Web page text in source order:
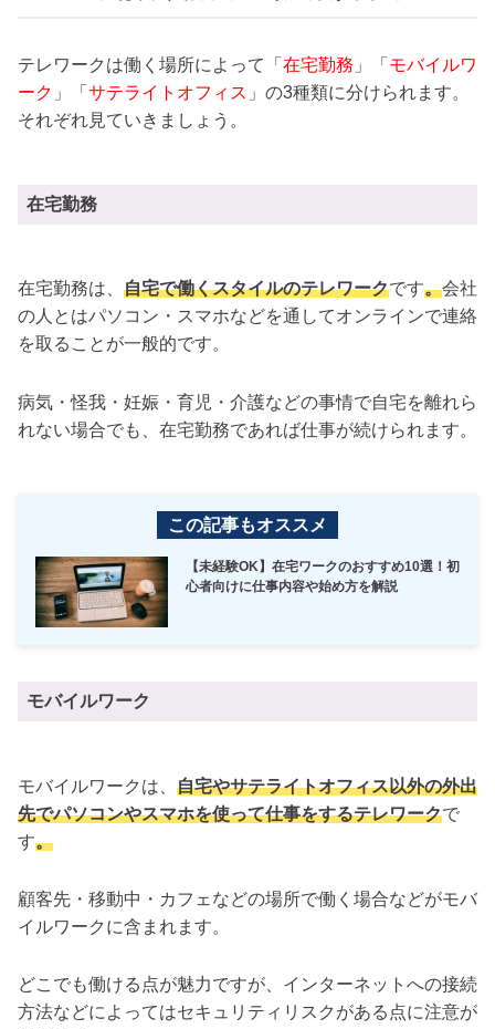
テレワークは働く場所によって「 在宅勤務 」「 モバイルワ
ーク 」「 サテライトオフィス 」の3種類に分けられます。
それぞれ見ていきましょう。
在宅勤務
在宅勤務は、 自宅で働くスタイルのテレワークです。会社
の人とはパソコン・スマホなどを通してオンラインで連絡
を取ることが一般的です。
病気・怪我・妊娠・育児・介護などの事情で自宅を離れら
れない場合でも、在宅勤務であれば仕事が続けられます。
この記事もオススメ
【未経験OK】在宅ワークのおすすめ10選！初
心者向けに仕事内容や始め方を解説
モバイルワーク
モバイルワークは、 自宅やサテライトオフィス以外の外出
先でパソコンやスマホを使って仕事をするテレワークで
す。
顧客先・移動中・カフェなどの場所で働く場合などがモバ
イルワークに含まれます。
どこでも働ける点が魅力ですが、インターネットへの接続
方法などによってはセキュリティリスクがある点に注意が